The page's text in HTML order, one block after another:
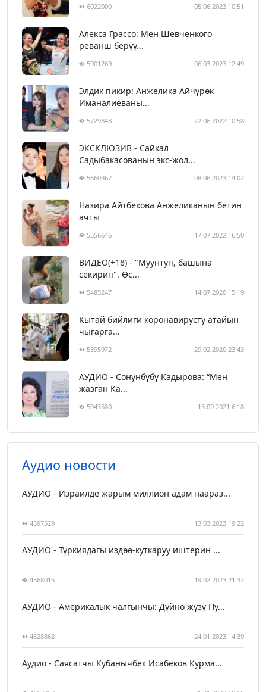
6022000 05.06.2023 10:51
Алекса Грассо: Мен Шевченкого
реванш берүү...
5901269 06.03.2023 12:49
Элдик пикир: Анжелика Айчүрөк
Иманалиеваны...
5729843 22.06.2022 10:58
ЭКСКЛЮЗИВ - Сайкал
Садыбакасованын экс-жол...
5660367 08.06.2023 14:02
Назира Айтбекова Анжеликанын бетин
ачты
5556646 17.07.2022 16:50
ВИДЕО(+18) - "Муунтуп, башына
секирип". Өс...
5485247 14.07.2020 15:19
Кытай бийлиги коронавирусту атайын
чыгарга...
5395972 29.02.2020 23:43
АУДИО - Сонунбүбү Кадырова: “Мен
жазган Ка...
5043580 15.09.2021 6:18
Аудио новости
АУДИО - Израилде жарым миллион адам наараз...
4597529 13.03.2023 19:22
АУДИО - Түркиядагы издөө-куткаруу иштерин ...
4568015 19.02.2023 21:32
АУДИО - Америкалык чалгынчы: Дүйнө жүзү Пу...
4628862 24.01.2023 14:39
Аудио - Саясатчы Кубанычбек Исабеков Курма...